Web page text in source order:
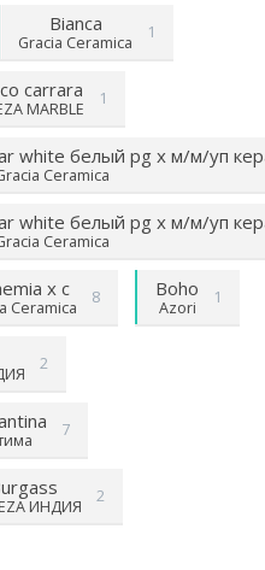
Bianca
Gracia Ceramica
1
carrara
MARBLE
1
white белый pg х м/м/уп
Ceramica
white белый pg х м/м/уп
Ceramica
х c
Ceramica
8 Boho
Azori
1
2
7
ИНДИЯ
2